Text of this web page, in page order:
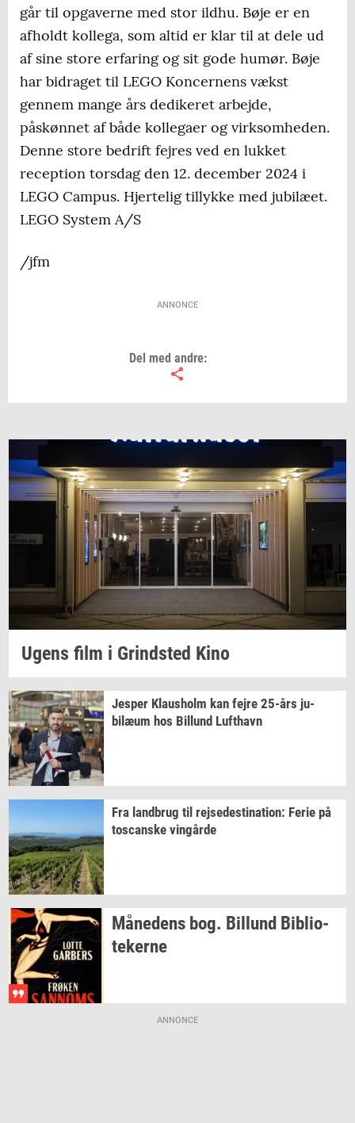
går til opgaverne med stor ildhu. Bøje er en
afholdt kollega, som altid er klar til at dele ud
af sine store erfaring og sit gode humør. Bøje
har bidraget til LEGO Koncernens vækst
gennem mange års dedikeret arbejde,
påskønnet af både kollegaer og virksomheden.
Denne store bedrift fejres ved en lukket
reception torsdag den 12. december 2024 i
LEGO Campus. Hjertelig tillykke med jubilæet.
LEGO System A/S
/jfm
ANNONCE
Del med andre:
Ugens film i Grind­sted Kino
Jes­per Klaus­holm kan fejre 25-års ju­
bilæum hos Bil­lund Luft­havn
Fra land­brug til rej­se­desti­na­tion: Ferie på
toscan­ske vin­går­de
Må­ne­dens bog. Bil­lund Bi­bli­o­
te­ker­ne
ANNONCE